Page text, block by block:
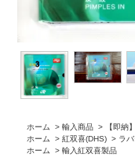
ホーム > 輸入商品 >
【即納
ホーム
> 紅双喜(DHS) > ラ
ホーム
> 輸入紅双喜製品